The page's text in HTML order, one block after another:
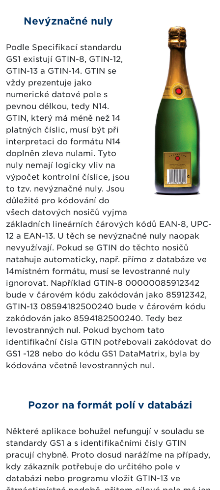
Nevýznačné nuly
Podle Specifikací standardu
GS1 existují GTIN-8, GTIN-12,
GTIN-13 a GTIN-14. GTIN se
vždy prezentuje jako
numerické datové pole s
pevnou délkou, tedy N14.
GTIN, který má méně než 14
platných číslic, musí být při
interpretaci do formátu N14
doplněn zleva nulami. Tyto
nuly nemají logicky vliv na
výpočet kontrolní číslice, jsou
to tzv. nevýznačné nuly. Jsou
důležité pro kódování do
všech datových nosičů vyjma
základních lineárních čárových kódů EAN-8, UPC-
12 a EAN-13. U těch se nevýznačné nuly naopak
nevyužívají. Pokud se GTIN do těchto nosičů
natahuje automaticky, např. přímo z databáze ve
14místném formátu, musí se levostranné nuly
ignorovat. Například GTIN-8 00000085912342
bude v čárovém kódu zakódován jako 85912342,
GTIN-13 08594182500240 bude v čárovém kódu
zakódován jako 8594182500240. Tedy bez
levostranných nul. Pokud bychom tato
identifikační čísla GTIN potřebovali zakódovat do
GS1 -128 nebo do kódu GS1 DataMatrix, byla by
kódována včetně levostranných nul.
Pozor na formát polí v databázi
Některé aplikace bohužel nefungují v souladu se
standardy GS1 a s identifikačními čísly GTIN
pracují chybně. Proto dosud narážíme na případy,
kdy zákazník potřebuje do určitého pole v
databázi nebo programu vložit GTIN-13 ve